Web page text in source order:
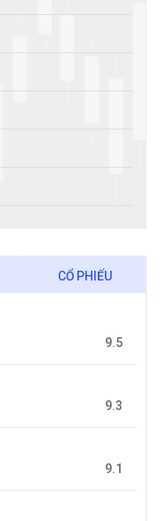
CỔ PHIẾU
9.5
9.3
9.1